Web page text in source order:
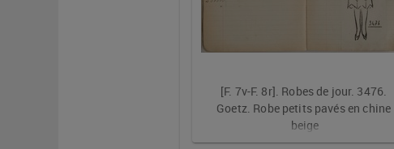
[F. 7v-F. 8r]. Robes de jour. 3476.
Goetz. Robe petits pavés en chine
beige